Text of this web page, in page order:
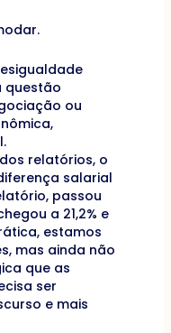
questão
ou
relatórios, o
salarial
passou
a 21,2% e
estamos
mas ainda não
que as
ser
e mais